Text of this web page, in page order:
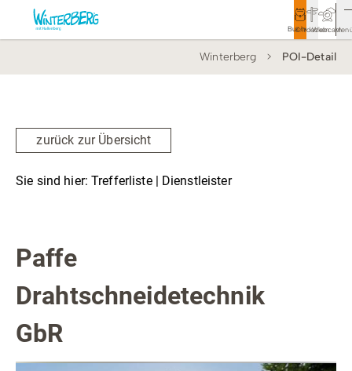
Buchen
Entdecken
Webcam
Rathaus
Vor Ort & Aktuelles
Veranstaltungen
Wandern
Winterberg POI-Detail
zurück zur Übersicht
Sie sind hier: Trefferliste | Dienstleister
Paffe
Drahtschneidetechnik
GbR